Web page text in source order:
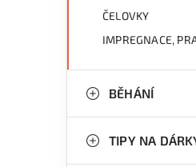
ČELOVKY
IMPREGNACE,
BĚHÁNÍ
TIPY NA